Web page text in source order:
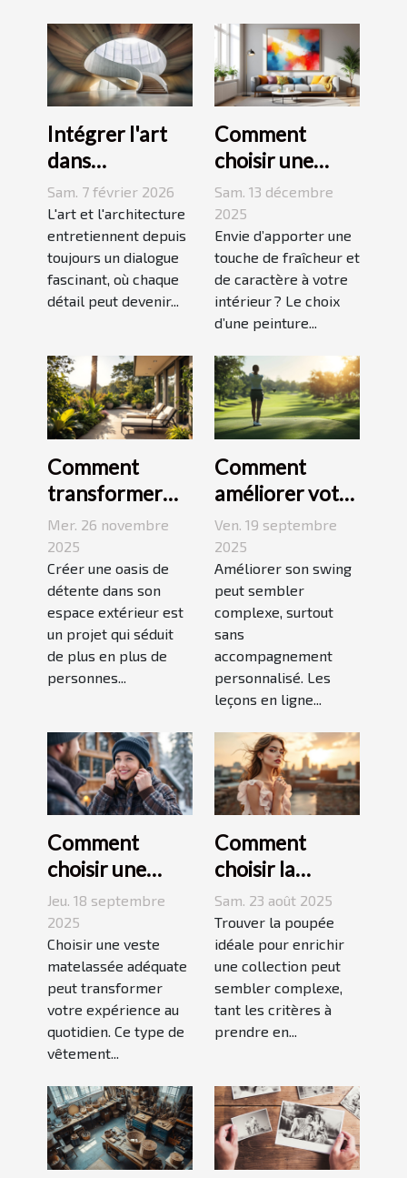
Intégrer l'art
dans
l'architecture :
escaliers
comme moyen
d'expression
Sam. 7 février 2026
L'art et l'architecture
entretiennent depuis
toujours un dialogue
fascinant, où chaque
détail peut devenir...
Comment
choisir une
peinture
moderne pour
dynamiser
votre espace ?
Sam. 13 décembre
2025
Envie d’apporter une
touche de fraîcheur et
de caractère à votre
intérieur ? Le choix
d’une peinture...
Comment
transformer
votre espace
extérieur en
oasis de
détente ?
Mer. 26 novembre
2025
Créer une oasis de
détente dans son
espace extérieur est
un projet qui séduit
de plus en plus de
personnes...
Comment
améliorer votre
swing avec des
leçons en ligne
Ven. 19 septembre
2025
Améliorer son swing
peut sembler
complexe, surtout
sans
accompagnement
personnalisé. Les
leçons en ligne...
Comment
choisir une
veste
matelassée
adaptée à votre
style de vie ?
Jeu. 18 septembre
2025
Choisir une veste
matelassée adéquate
peut transformer
votre expérience au
quotidien. Ce type de
vêtement...
Comment
choisir la
poupée
parfaite pour
votre collection
unique ?
Sam. 23 août 2025
Trouver la poupée
idéale pour enrichir
une collection peut
sembler complexe,
tant les critères à
prendre en...